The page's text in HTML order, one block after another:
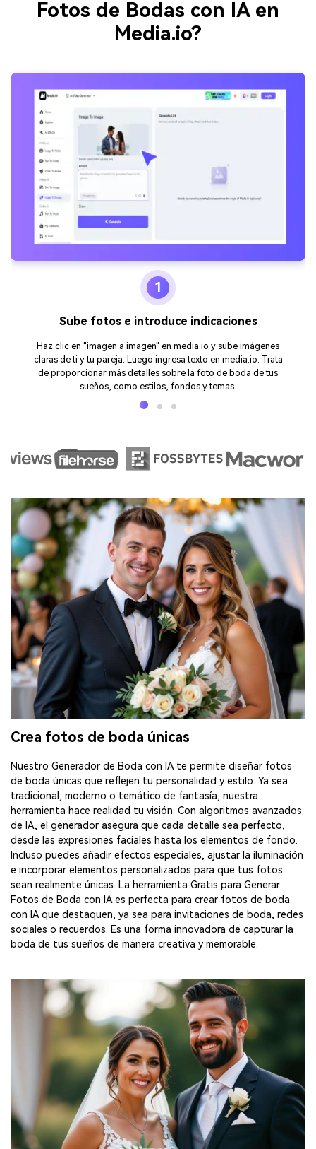
Fotos de Bodas con IA en
Media.io?
1
Sube fotos e introduce indicaciones
Haz clic en "imagen a imagen" en media.io y sube imágenes
claras de ti y tu pareja. Luego ingresa texto en media.io. Trata
de proporcionar más detalles sobre la foto de boda de tus
sueños, como estilos, fondos y temas.
Crea fotos de boda únicas
Nuestro Generador de Boda con IA te permite diseñar fotos
de boda únicas que reflejen tu personalidad y estilo. Ya sea
tradicional, moderno o temático de fantasía, nuestra
herramienta hace realidad tu visión. Con algoritmos avanzados
de IA, el generador asegura que cada detalle sea perfecto,
desde las expresiones faciales hasta los elementos de fondo.
Incluso puedes añadir efectos especiales, ajustar la iluminación
e incorporar elementos personalizados para que tus fotos
sean realmente únicas. La herramienta Gratis para Generar
Fotos de Boda con IA es perfecta para crear fotos de boda
con IA que destaquen, ya sea para invitaciones de boda, redes
sociales o recuerdos. Es una forma innovadora de capturar la
boda de tus sueños de manera creativa y memorable.